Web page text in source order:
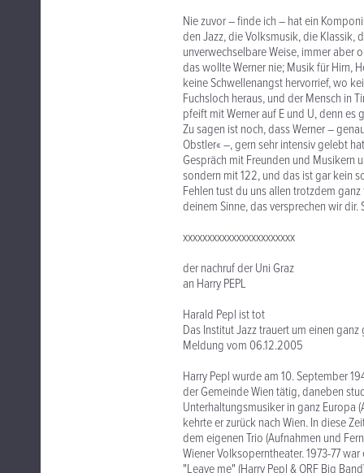
Nie zuvor – finde ich – hat ein
den Jazz, die Volksmusik, die Klassik,
unverwechselbare Weise, immer aber
das wollte Werner nie; Musik für Hirn,
keine Schwellenangst hervorrief, wo
Fuchsloch heraus, und der Mensch in
pfeift mit Werner auf E und U, denn
Zu sagen ist noch, dass Werner –
Obstler« –, gern sehr intensiv gelebt
Gespräch mit Freunden und Musikern
sondern mit 122, und das ist gar kein
Fehlen tust du uns allen trotzdem
deinem Sinne, das versprechen wir
xxxxxxxxxxxxxxxxxxxxxxx
der nachruf der Uni Graz
an Harry PEPL
Harald Pepl ist tot
Das Institut Jazz trauert um einen
Meldung vom 06.12.2005
Harry Pepl wurde am 10. September
der Gemeinde Wien tätig, daneben
Unterhaltungsmusiker in ganz Europa
kehrte er zurück nach Wien. In diese
dem eigenen Trio (Aufnahmen und
Wiener Volksoperntheater. 1973-77
"Leave me" (Harry Pepl & ORF Big